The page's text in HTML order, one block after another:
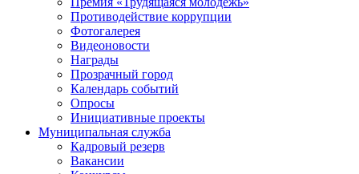
Противодействие коррупции
Фотогалерея
Видеоновости
Награды
Прозрачный город
Календарь событий
Опросы
Инициативные проекты
Муниципальная служба
Кадровый резерв
Вакансии